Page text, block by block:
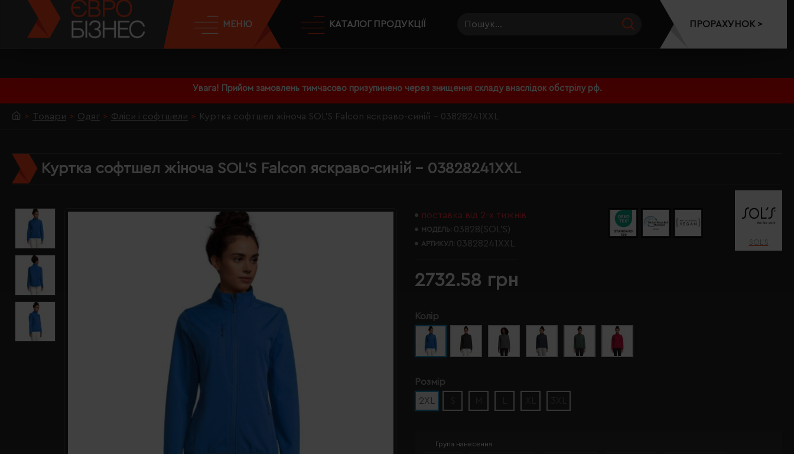
Увага! Прийом замовлень тимчасово призупинено через знищення складу внаслідок обстрілу рф.
МЕНЮ КАТАЛОГ ПРОДУКЦІЇ ПРОРАХУНОК >
Товари Одяг Фліси і софтшели Куртка софтшел жіноча SOL'S Falcon яскраво-синій - 03828241XXL
Куртка софтшел жіноча SOL'S Falcon яскраво-синій - 03828241XXL
поставка від 2-х тижнів
МОДЕЛЬ: 03828(SOL’S)
АРТИКУЛ: 03828241XXL SOL’S
2732.58 грн
Колір
Розмір
2XL
Група нанесення